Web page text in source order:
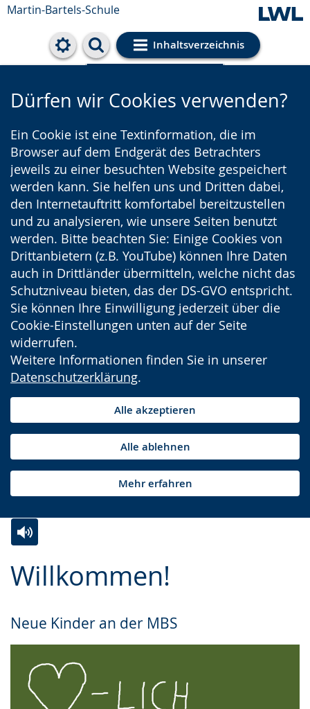
Martin-Bartels-Schule
Inhaltsverzeichnis
Cookie-Einstellungen
Dürfen wir Cookies verwenden?
Ein Cookie ist eine Textinformation, die im
Browser auf dem Endgerät des Betrachters
jeweils zu einer besuchten Website gespeichert
werden kann. Sie helfen uns und Dritten dabei,
den Internetauftritt komfortabel bereitzustellen
und zu analysieren, wie unsere Seiten benutzt
werden. Bitte beachten Sie: Einige Cookies von
Drittanbietern (z.B. YouTube) können Ihre Daten
auch in Drittländer übermitteln, welche nicht das
Schutzniveau bieten, das der DS-GVO entspricht.
Sie können Ihre Einwilligung jederzeit über die
Cookie-Einstellungen unten auf der Seite
widerrufen.
Weitere Informationen finden Sie in unserer
Datenschutzerklärung.
Alle akzeptieren
Alle ablehnen
Mehr erfahren
Willkommen!
Neue Kinder an der MBS
Leichten
wechseln.
Audio-
Video
Deutscher
angezeigt.